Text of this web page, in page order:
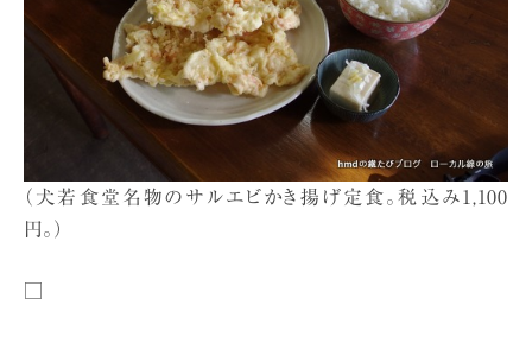
（犬若食堂名物のサルエビかき揚げ定食。税込み1,100
円。）